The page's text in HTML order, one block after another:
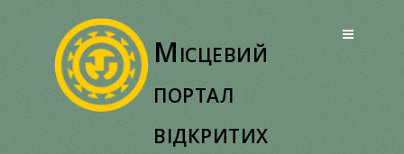
Місцевий
портал
відкритих